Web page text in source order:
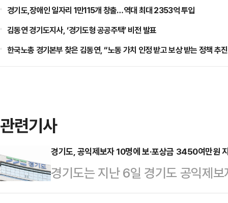
경기도,장애인 일자리 1만115개 창출…역대 최대 2353억 투입
김동연 경기도지사, ‘경기도형 공공주택’ 비전 발표
한국노총 경기본부 찾은 김동연, “노동 가치 인정 받고 보상 받는 정책 추
관련기사
경기도, 공익제보자 10명에 보·포상금 3450여만원
경기도는 지난 6일 경기도 공익제
라인’ 등을 통해 공익제보를 한 제